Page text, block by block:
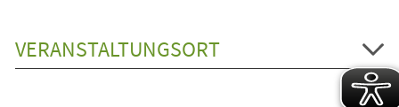
VERANSTALTUNGSORT